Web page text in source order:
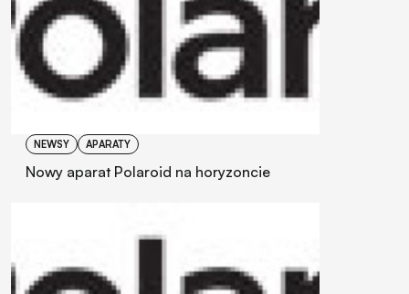
NEWSY APARATY
Nowy aparat Polaroid na horyzoncie